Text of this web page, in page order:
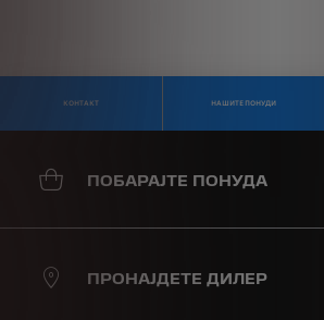
КОНТАКТ НАШИТЕ ПОНУДИ
ПОБАРАЈТЕ ПОНУДА
ПРОНАЈДЕТЕ ДИЛЕР